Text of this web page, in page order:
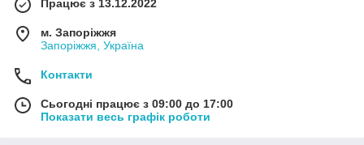
Працює з 13.12.2022
м. Запоріжжя
Запоріжжя, Україна
Контакти
Сьогодні працює з 09:00 до 17:00
Показати весь графік роботи